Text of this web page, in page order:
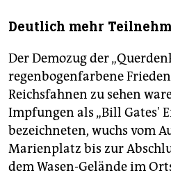
Deutlich mehr
Der Demozug der
regenbogenfarbene
Reichsfahnen zu sehen
Impfungen als „Bill Gates'
bezeichneten, wuchs vom
Marienplatz bis zur
dem Wasen-Gelände im